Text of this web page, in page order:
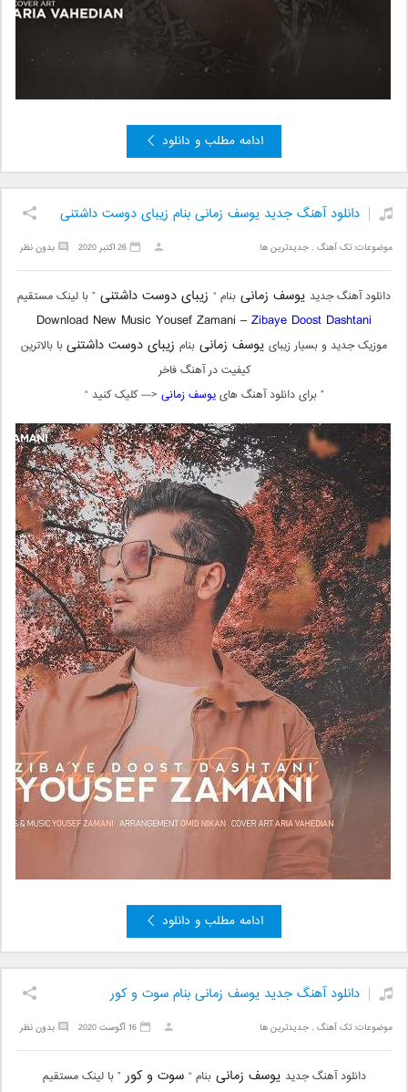
ادامه مطلب و دانلود
دانلود آهنگ جدید یوسف زمانی بنام زیبای دوست داشتنی
موضوعات:تک آهنگ ,جدیدترین ها بدون نظر 26 اکتبر 2020
دانلود آهنگ جدید یوسف زمانی بنام “ زیبای دوست داشتنی ” با لینک مستقیم
Download New Music Yousef Zamani –Zibaye Doost Dashtani
موزیک جدید و بسیار زیبای یوسف زمانی بنام زیبای دوست داشتنیبا بالاترین
کیفیت در آهنگ فاخر
” برای دانلود آهنگ هاییوسف زمانی <— کلیک کنید “
ادامه مطلب و دانلود
دانلود آهنگ جدید یوسف زمانی بنام سوت و کور
موضوعات:تک آهنگ ,جدیدترین ها بدون نظر 16 آگوست 2020
دانلود آهنگ جدید یوسف زمانیبنام “ سوت و کور” با لینک مستقیم